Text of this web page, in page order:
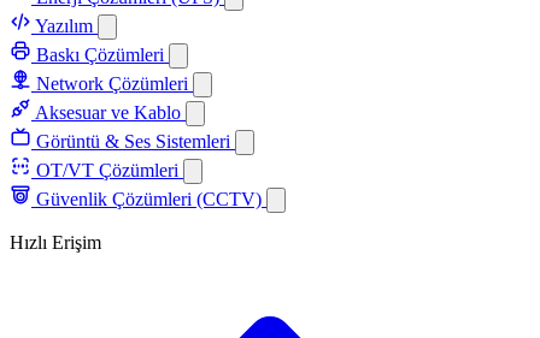
Yazılım
Baskı Çözümleri
Network Çözümleri
Aksesuar ve Kablo
Görüntü & Ses Sistemleri
OT/VT Çözümleri
Güvenlik Çözümleri (CCTV)
Hızlı Erişim